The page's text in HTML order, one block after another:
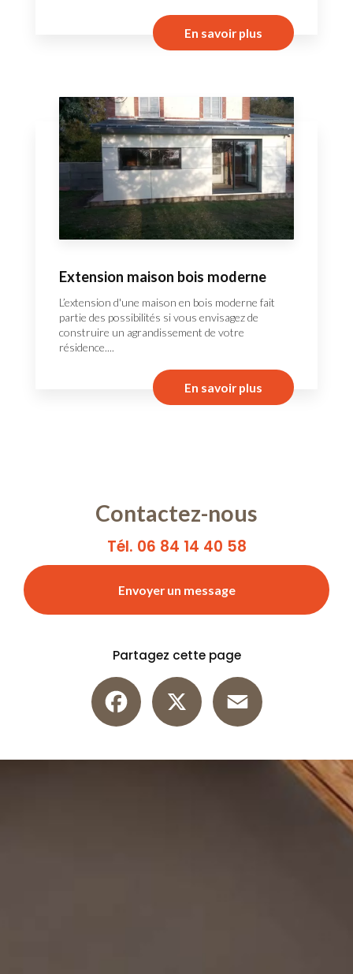
En savoir plus
Extension maison bois moderne
L’extension d'une maison en bois moderne fait
partie des possibilités si vous envisagez de
construire un agrandissement de votre
résidence....
En savoir plus
Contactez-nous
Tél. 06 84 14 40 58
Envoyer un message
Partagez cette page
Facebook